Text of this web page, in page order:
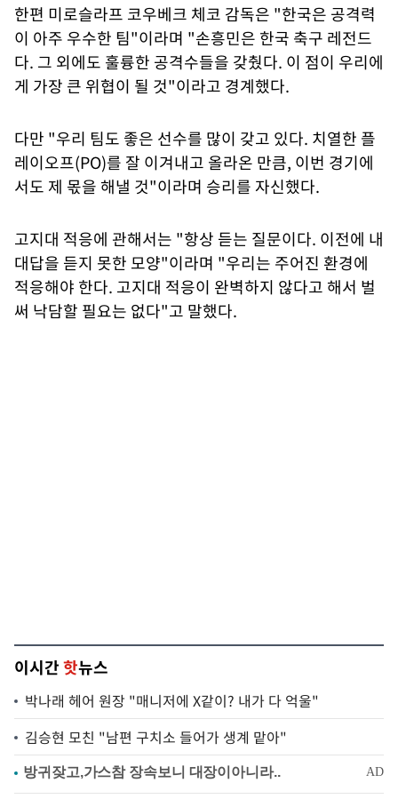
한편 미로슬라프 코우베크 체코 감독은 "한국은 공격력
이 아주 우수한 팀"이라며 "손흥민은 한국 축구 레전드
다. 그 외에도 훌륭한 공격수들을 갖췄다. 이 점이 우리에
게 가장 큰 위협이 될 것"이라고 경계했다.
다만 "우리 팀도 좋은 선수를 많이 갖고 있다. 치열한 플
레이오프(PO)를 잘 이겨내고 올라온 만큼, 이번 경기에
서도 제 몫을 해낼 것"이라며 승리를 자신했다.
고지대 적응에 관해서는 "항상 듣는 질문이다. 이전에 내
대답을 듣지 못한 모양"이라며 "우리는 주어진 환경에
적응해야 한다. 고지대 적응이 완벽하지 않다고 해서 벌
써 낙담할 필요는 없다"고 말했다.
이시간핫뉴스
박나래 헤어 원장 "매니저에 X같이? 내가 다 억울"
김승현 모친 "남편 구치소 들어가 생계 맡아"